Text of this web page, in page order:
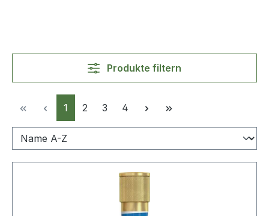
Produkte filtern
Seite
1 Seite
2 Seite
3 Seite
4